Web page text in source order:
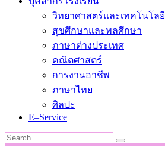
วิทยาศาสตร์และเทคโนโลยี
สุขศึกษาและพลศึกษา
ภาษาต่างประเทศ
คณิตศาสตร์
การงานอาชีพ
ภาษาไทย
ศิลปะ
E–Service